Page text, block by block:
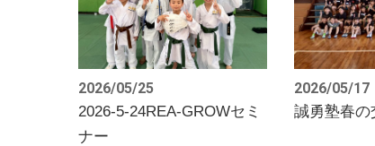
2026/05/25
2026-5-24REA-GROWセミ
ナー
2026/05/17
誠勇塾春の